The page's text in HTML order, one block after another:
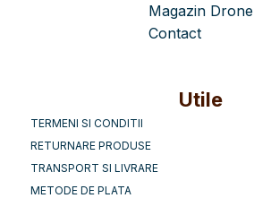
Magazin Drone
Contact
Utile
TERMENI SI CONDITII
RETURNARE PRODUSE
TRANSPORT SI LIVRARE
METODE DE PLATA